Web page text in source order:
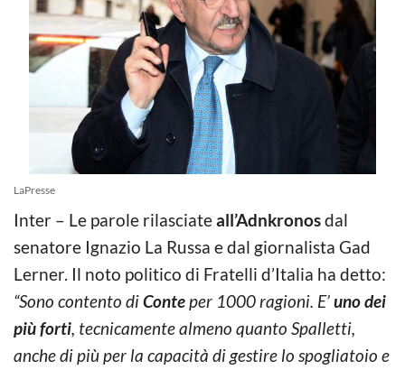
LaPresse
Inter – Le parole rilasciateall’Adnkronosdal
senatore Ignazio La Russa e dal giornalista Gad
Lerner. Il noto politico di Fratelli d’Italia ha detto:
“Sono contento diConteper 1000 ragioni. E’uno dei
più forti, tecnicamente almeno quanto Spalletti,
anche di più per la capacità di gestire lo spogliatoio e